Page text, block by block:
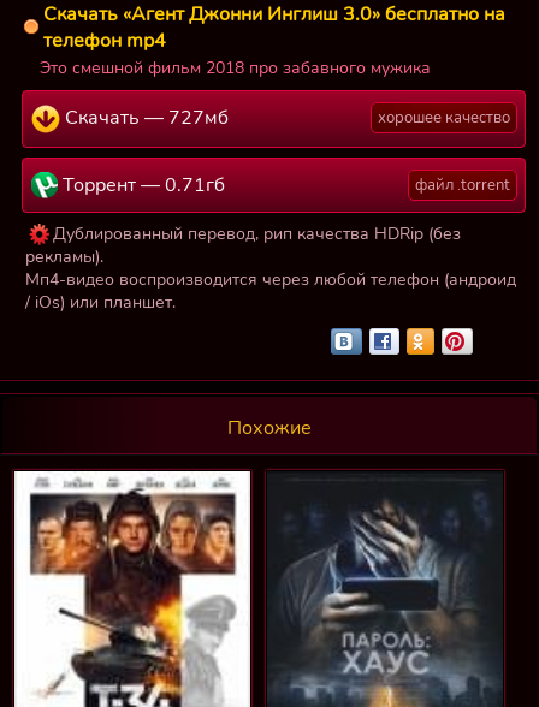
Скачать «Агент Джонни Инглиш 3.0» бесплатно на
телефон mp4
Это смешной фильм 2018 про забавного мужика
Скачать — 727мб хорошее качество
Торрент — 0.71гб файл .torrent
Дублированный перевод, рип качества HDRip (без
рекламы).
Мп4-видео воспроизводится через любой телефон (андроид
/ iOs) или планшет.
Похожие